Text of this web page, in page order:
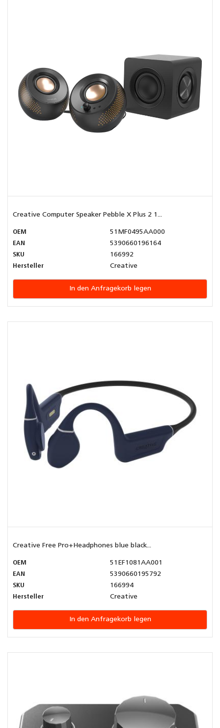
Creative Computer Speaker Pebble X Plus 2 1...
OEM
51MF0495AA000
EAN
5390660196164
SKU
166992
Hersteller
Creative
In den Anfragekorb legen
Creative Free Pro+Headphones blue black...
OEM
51EF1081AA001
EAN
5390660195792
SKU
166994
Hersteller
Creative
In den Anfragekorb legen